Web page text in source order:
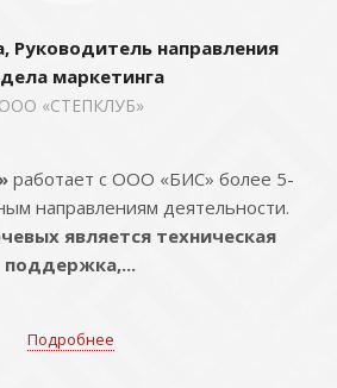
Руководитель направления
маркетинга
ООО «СТЕПКЛУБ»
работает с ООО «БИС» более 5-
направлениям деятельности.
является техническая
поддержка,...
Подробнее